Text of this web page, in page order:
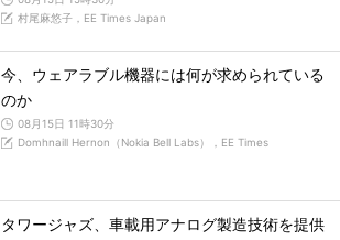
村尾麻悠子，EE Times Japan
今、ウェアラブル機器には何が求められている
のか
08月15日 11時30分
Domhnaill Hernon（Nokia Bell Labs），EE Times
タワージャズ、車載用アナログ製造技術を提供